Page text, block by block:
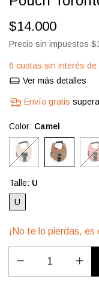
$14.000
Precio sin impuestos
6 cuotas sin interés de
Ver más detalles
Envío gratis
Color: Camel
Talle: U
U
¡No te lo pierdas, es